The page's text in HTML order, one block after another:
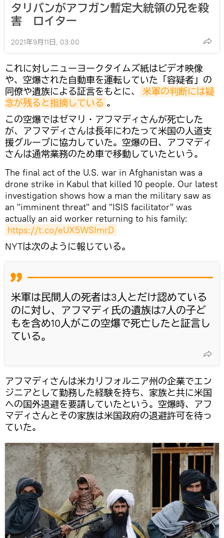
タリバンがアフガン暫定大統領の兄を殺
害 ロイター
2021年9月11日, 03:00
これに対しニューヨークタイムズ紙はビデオ映像
や、空爆された自動車を運転していた「容疑者」の
同僚や遺族による証言をもとに、
米軍の判断には疑
念が残ると指摘している 。
この空爆ではゼマリ・アフマディさんが死亡した
が、アフマディさんは長年にわたって米国の人道支
援グループに協力していた。空爆の日、アフマディ
さんは通常業務のため車で移動していたという。
The final act of the U.S. war in Afghanistan was a
drone strike in Kabul that killed 10 people. Our latest
investigation shows how a man the military saw as
an "imminent threat" and "ISIS facilitator" was
actually an aid worker returning to his family:
https://t.co/eUX5WSImrD
NYTは次のように報じている。
米軍は民間人の死者は3人とだけ認めている
のに対し、アフマディ氏の遺族は7人の子ど
もを含め10人がこの空爆で死亡したと証言し
ている。
アフマディさんは米カリフォルニア州の企業でエン
ジニアとして勤務した経験を持ち、家族と共に米国
への国外退避を要請していたという。空爆時、アフ
マディさんとその家族は米国政府の退避許可を待っ
ていた。